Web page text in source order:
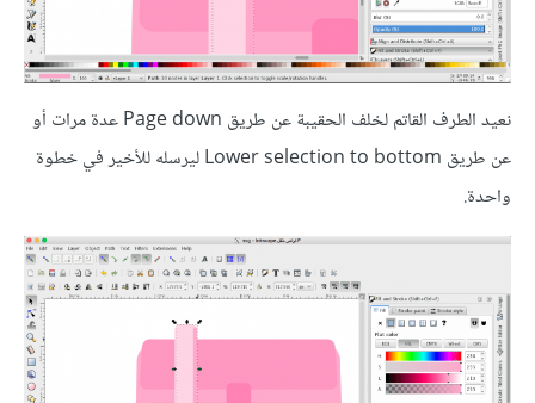
نعيد الطرف القاتم لخلف الحقيبة عن طريق Page down عدة مرات أو
عن طريق Lower selection to bottom ليرسله للأخير في خطوة
واحدة.